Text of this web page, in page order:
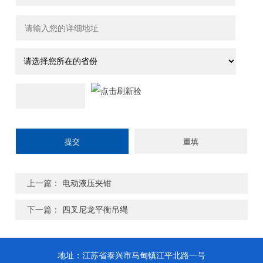
上一篇： 电动液压夹钳
下一篇： 四叉尼龙平衡吊绳
地址：江苏省泰兴市马甸镇江平北路一号